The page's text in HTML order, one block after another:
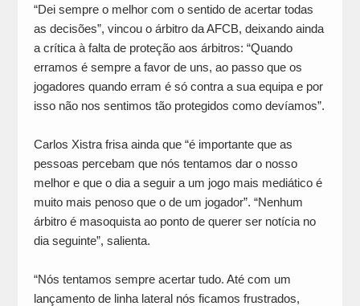
“Dei sempre o melhor com o sentido de acertar todas
as decisões”, vincou o árbitro da AFCB, deixando ainda
a crítica à falta de proteção aos árbitros: “Quando
erramos é sempre a favor de uns, ao passo que os
jogadores quando erram é só contra a sua equipa e por
isso não nos sentimos tão protegidos como devíamos”.
Carlos Xistra frisa ainda que “é importante que as
pessoas percebam que nós tentamos dar o nosso
melhor e que o dia a seguir a um jogo mais mediático é
muito mais penoso que o de um jogador”. “Nenhum
árbitro é masoquista ao ponto de querer ser notícia no
dia seguinte”, salienta.
“Nós tentamos sempre acertar tudo. Até com um
lançamento de linha lateral nós ficamos frustrados,